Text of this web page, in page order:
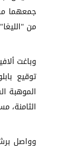
جمعهما
من
وباغت
توقيع
الموهبة
الثامنة،